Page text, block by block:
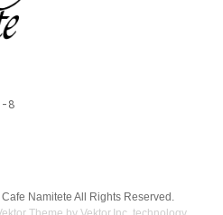
8
Namitete All Rights Reserved.